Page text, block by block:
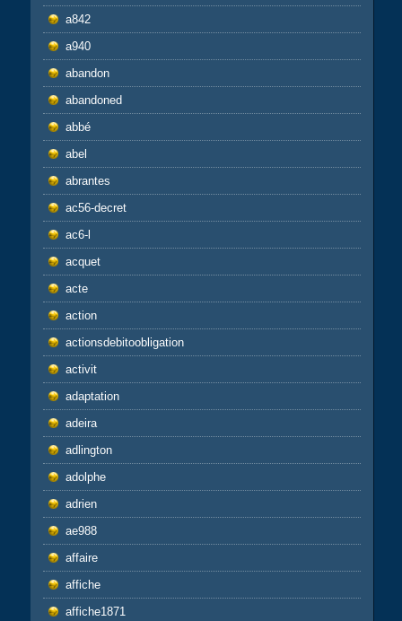
a842
a940
abandon
abandoned
abbé
abel
abrantes
ac56-decret
ac6-l
acquet
acte
action
actionsdebitoobligation
activit
adaptation
adeira
adlington
adolphe
adrien
ae988
affaire
affiche
affiche1871